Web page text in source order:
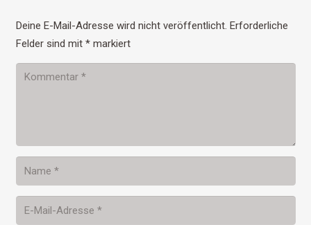
Deine E-Mail-Adresse wird nicht veröffentlicht. Erforderliche
Felder sind mit *markiert